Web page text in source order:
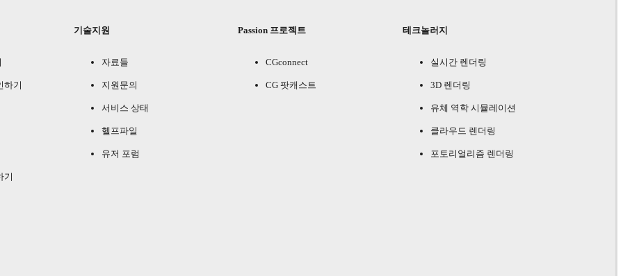
하기
기
기술지원
자료들
지원문의
서비스 상태
헬프파일
유저 포럼
Passion 프로젝트
CGconnect
CG 팟캐스트
테크놀러지
실시간 렌더링
3D 렌더링
유체 역학 시뮬레이션
클라우드 렌더링
포토리얼리즘 렌더링